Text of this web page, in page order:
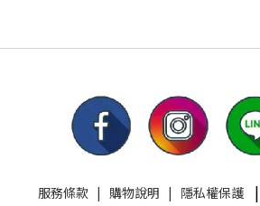
服務條款| 購物說明 | 隱私權保護|